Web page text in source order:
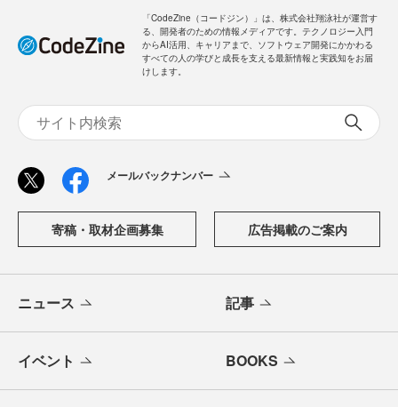
ログイン
からAI活用、キャリアまで、ソフトウェア開発にかかわる
すべての人の学びと成長を支える最新情報と実践知をお届